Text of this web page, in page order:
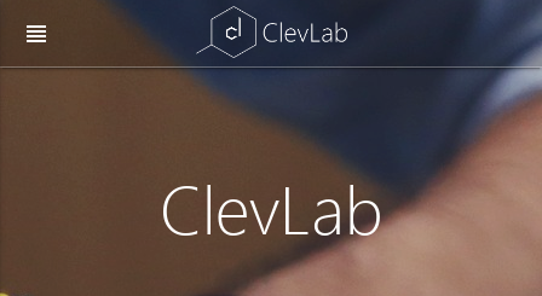
view_headline
ClevLab